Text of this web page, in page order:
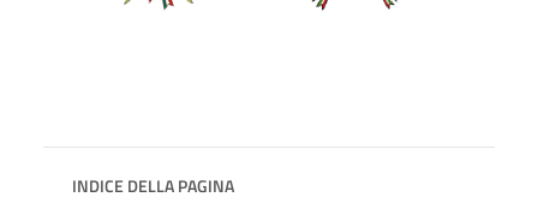
INDICE DELLA PAGINA